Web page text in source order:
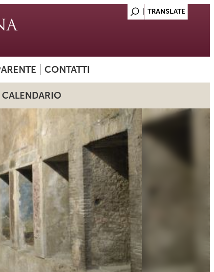
CONTATTI
CALENDARIO